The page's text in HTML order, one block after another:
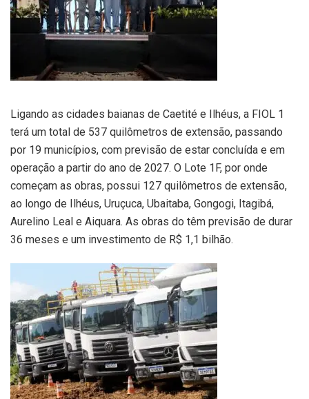
Ligando as cidades baianas de Caetité e Ilhéus, a FIOL 1
terá um total de 537 quilômetros de extensão, passando
por 19 municípios, com previsão de estar concluída e em
operação a partir do ano de 2027. O Lote 1F, por onde
começam as obras, possui 127 quilômetros de extensão,
ao longo de Ilhéus, Uruçuca, Ubaitaba, Gongogi, Itagibá,
Aurelino Leal e Aiquara. As obras do têm previsão de durar
36 meses e um investimento de R$ 1,1 bilhão.